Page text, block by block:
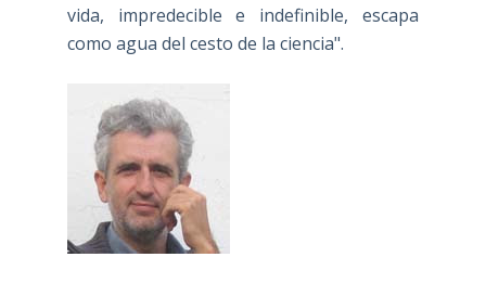
vida, impredecible e indefinible, escapa
como agua del cesto de la ciencia".